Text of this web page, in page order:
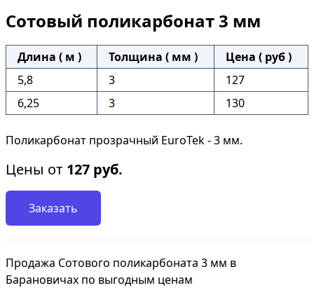
Сотовый поликарбонат 3 мм
Длина ( м ) Толщина ( мм )
Цена ( руб )
5,8
3
127
6,25
3 130
Поликарбонат прозрачный EuroTek - 3 мм.
Цены от 127 руб.
Заказать
Продажа Сотового поликарбоната 3 мм в
Барановичах по выгодным ценам